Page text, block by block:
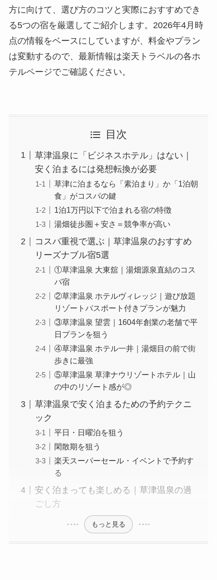
方に向けて、選び方のコツと実際におすすめでき
る5つの宿を厳選してご紹介します。2026年4月時
点の情報をベースにしていますが、料金やプラン
は変動するので、最新情報は楽天トラベルの各ホ
テルページでご確認ください。
目次
草津温泉に「ビジネスホテル」はない｜
安く泊まるには発想転換が必要
草津に泊まるなら「素泊まり」か「1泊朝
食」がコスパの鍵
1泊1万円以下で泊まれる宿の特徴
湯畑徒歩圏＋安さ＝競争率が高い
コスパ重視で選ぶ｜草津温泉のおすすめ
リーズナブル宿5選
①草津温泉 大東舘｜湯畑源泉直結のコス
パ宿
②草津温泉 ホテルヴィレッジ｜遊び放題
リゾートパスポート付きプランが魅力
③草津温泉 望雲｜1604年創業の老舗で平
日プランを狙う
④草津温泉 ホテル一井｜湯畑目の前で街
歩きに最強
⑤草津温泉 草津ナウリゾートホテル｜山
の中のリゾート感が◎
草津温泉で安く泊まるための予約テクニ
ック
平日・日曜泊を狙う
閑散期を狙う
楽天スーパーセール・イベントで予約す
る
安く泊まっても楽しめる｜草津温泉の過
ごし方
もっと見る